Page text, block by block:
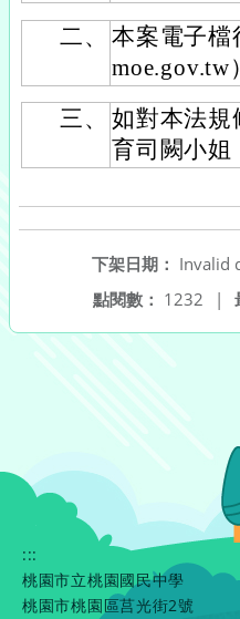
二、
本案電子檔
moe.gov.tw
三、
如對本法規
育司闕小姐
下架日期： Invalid
點閱數： 1232 |
:::
桃園市立桃園國民中學
桃園市桃園區莒光街2號